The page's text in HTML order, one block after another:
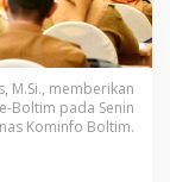
M.Si., memberikan
Boltim pada Senin
Kominfo Boltim.